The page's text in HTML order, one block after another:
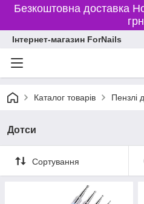
Безкоштовна доставка
грн
Інтернет-магазин ForNails
Каталог товарів Пензлі
Дотси
Сортування